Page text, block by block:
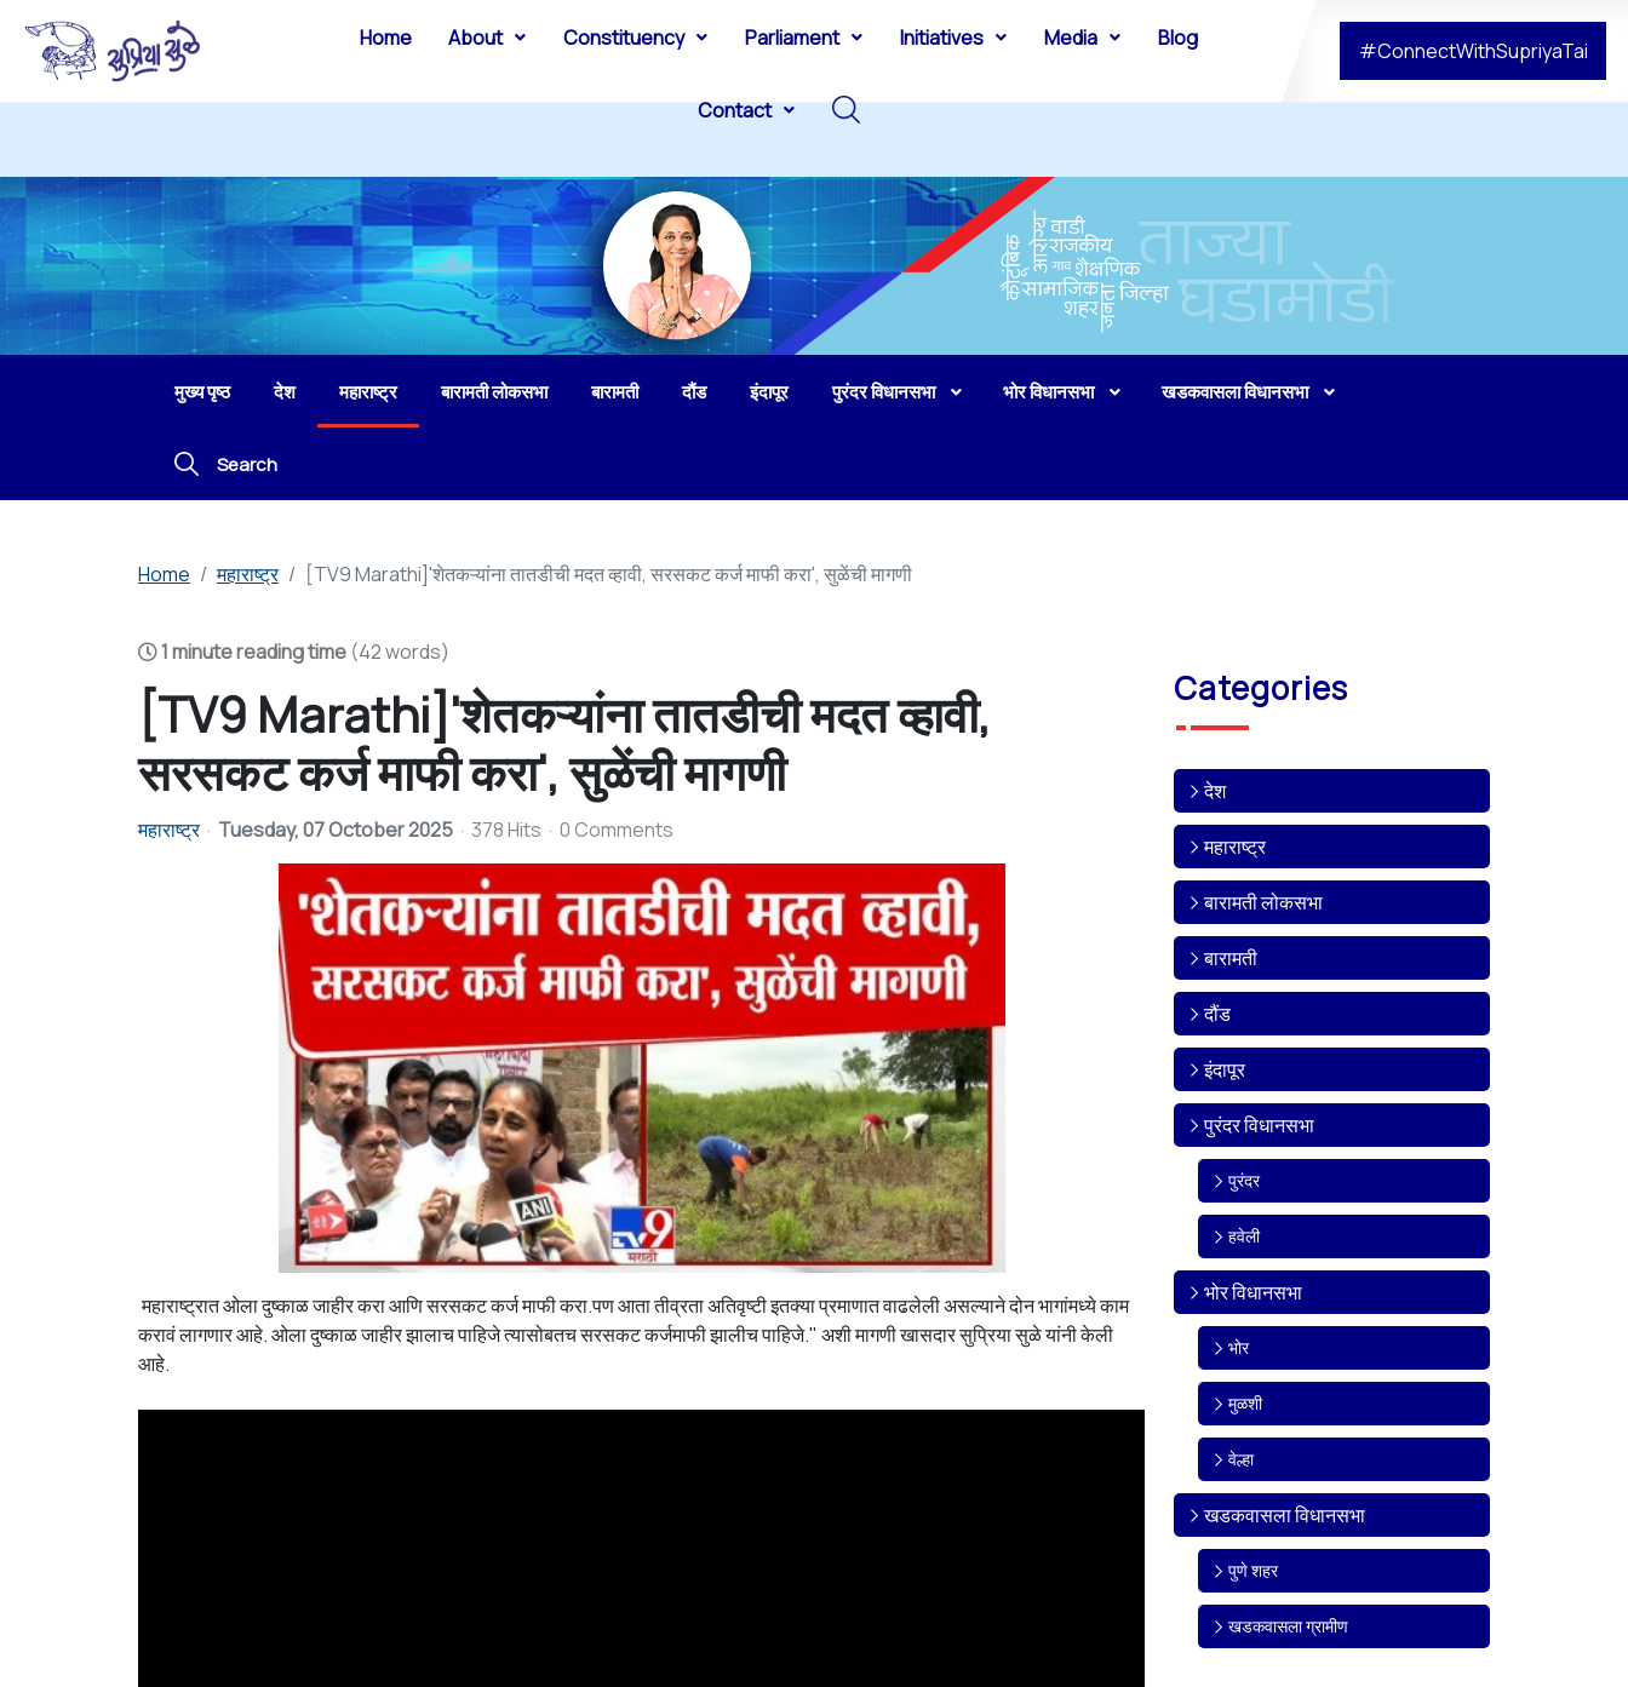
Home About Constituency Parliament Initiatives Media Blog
Contact
#ConnectWithSupriyaTai
मुख्य पृष्ठ देश महाराष्ट्र बारामती लोकसभा बारामती दौंड इंदापूर पुरंदर विधानसभा भोर विधानसभा खडकवासला विधानसभा
Search
Home महाराष्ट्र [TV9 Marathi]'शेतकऱ्यांना तातडीची मदत व्हावी, सरसकट कर्ज माफी करा', सुळेंची मागणी
1 minute reading time (42 words)
[TV9 Marathi]'शेतकऱ्यांना तातडीची मदत व्हावी,
सरसकट कर्ज माफी करा', सुळेंची मागणी
महाराष्ट्र Tuesday, 07 October 2025 378 Hits 0 Comments
महाराष्ट्रात ओला दुष्काळ जाहीर करा आणि सरसकट कर्ज माफी करा.पण आता तीव्रता अतिवृष्टी इतक्या प्रमाणात वाढलेली असल्याने दोन भागांमध्ये काम
करावं लागणार आहे. ओला दुष्काळ जाहीर झालाच पाहिजे त्यासोबतच सरसकट कर्जमाफी झालीच पाहिजे." अशी मागणी खासदार सुप्रिया सुळे यांनी केली
आहे.
Categories
देश
महाराष्ट्र
बारामती लोकसभा
बारामती
दौंड
इंदापूर
पुरंदर विधानसभा
पुरंदर
हवेली
भोर विधानसभा
भोर
मुळशी
वेल्हा
खडकवासला विधानसभा
पुणे शहर
खडकवासला ग्रामीण